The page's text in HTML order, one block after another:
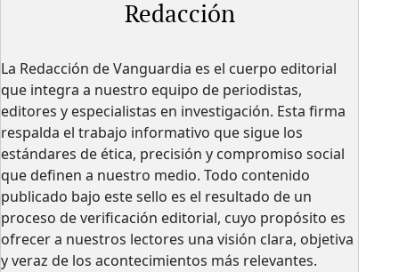
Redacción
La Redacción de Vanguardia es el cuerpo editorial
que integra a nuestro equipo de periodistas,
editores y especialistas en investigación. Esta firma
respalda el trabajo informativo que sigue los
estándares de ética, precisión y compromiso social
que definen a nuestro medio. Todo contenido
publicado bajo este sello es el resultado de un
proceso de verificación editorial, cuyo propósito es
ofrecer a nuestros lectores una visión clara, objetiva
y veraz de los acontecimientos más relevantes.